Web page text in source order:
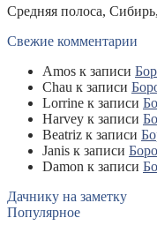
Средняя полоса,
Свежие комментарии
Amos к записи
Chau к записи
Lorrine к записи
Harvey к записи
Beatriz к записи
Janis к записи
Damon к записи
Дачнику на заметку
Популярное